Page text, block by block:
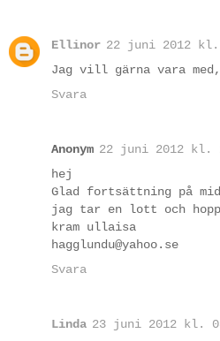
Ellinor 22 juni 2012 kl.
Jag vill gärna vara
Svara
Anonym 22 juni 2012 kl.
hej
Glad fortsättning på
jag tar en lott och
kram ullaisa
hagglundu@yahoo.se
Svara
Linda 23 juni 2012 kl.